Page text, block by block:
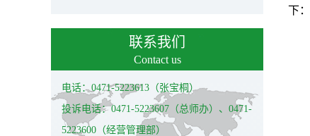
联系我们
Contact us
电话：0471-5223613（张宝桐）
投诉电话：0471-5223607（总师办）、0471-
5223600（经营管理部）
下：